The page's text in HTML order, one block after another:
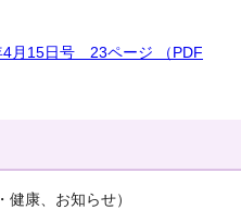
月15日号 23ページ （PDF
康、お知らせ）